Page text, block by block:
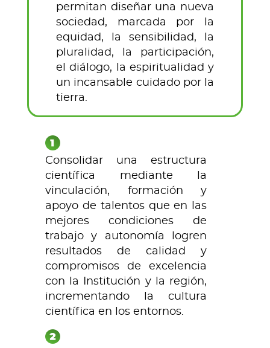
permitan diseñar una nueva
sociedad, marcada por la
equidad, la sensibilidad, la
pluralidad, la participación,
el diálogo, la espiritualidad y
un incansable cuidado por la
tierra.
Consolidar una estructura
científica mediante la
vinculación, formación y
apoyo de talentos que en las
mejores condiciones de
trabajo y autonomía logren
resultados de calidad y
compromisos de excelencia
con la Institución y la región,
incrementando la cultura
científica en los entornos.